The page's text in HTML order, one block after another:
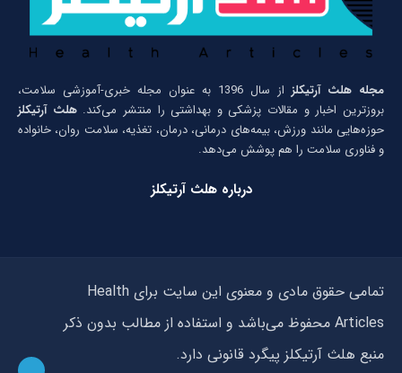
مجله هلث آرتیکلز
از سال 1396 به عنوان مجله خبری-آموزشی سلامت،
بروزترین اخبار و مقالات پزشکی و بهداشتی را منتشر می‌کند.هلث آرتیکلز
حوزه‌هایی مانند ورزش، بیمه‌های درمانی، درمان، تغذیه، سلامت روان، خانواده
و فناوری سلامت را هم پوشش می‌دهد.
درباره هلث آرتیکلز
تمامی حقوق مادی و معنوی این سایت برای Health
Articles محفوظ می‌باشد و استفاده از مطالب بدون ذکر
منبع هلث آرتیکلز پیگرد قانونی دارد.